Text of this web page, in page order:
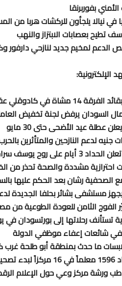
بفوربرنقا
في نيالا يلجأون للركشات هربا من
تطيح بعصابات الابتزاز والنهب
لمخيم جديد لنازحي دارفور
الإلكترونية:
عقب انتصارات جنوب كردفان
السودان يرفض لجنة تخفيض
عطلة عيد الأضحى حتى 30 مايو
روح يوسف سراج الدين
احترازية مشددة والصحة تحذر من
رشان بعد الحكم عليها
مستشفى بشائر بحلفا الجديدة
الفوج الثامن للعودة الطوعية من
رحلاتها إلى بورتسودان في يوليو
شائعات إعفاء موظفي الدولة
ما حدث بمنطقة أبو طلحة غرب
ورشة مركز وعي حول الإعلام